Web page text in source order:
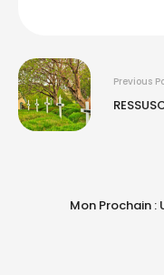
Previous
Mon Prochain :